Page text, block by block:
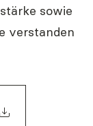
sowie
verstanden